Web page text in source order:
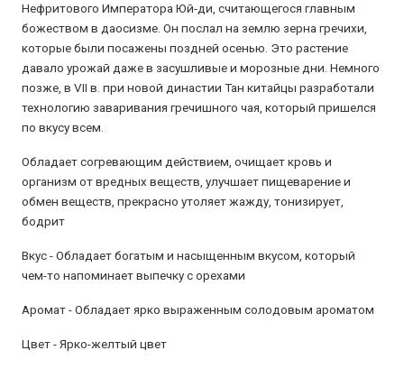
Нефритового Императора Юй-ди, считающегося главным
божеством в даосизме. Он послал на землю зерна гречихи,
которые были посажены поздней осенью. Это растение
давало урожай даже в засушливые и морозные дни. Немного
позже, в VII в. при новой династии Тан китайцы разработали
технологию заваривания гречишного чая, который пришелся
по вкусу всем.
Обладает согревающим действием, очищает кровь и
организм от вредных веществ, улучшает пищеварение и
обмен веществ, прекрасно утоляет жажду, тонизирует,
бодрит
Вкус - Обладает богатым и насыщенным вкусом, который
чем-то напоминает выпечку с орехами
Аромат - Обладает ярко выраженным солодовым ароматом
Цвет - Ярко-желтый цвет